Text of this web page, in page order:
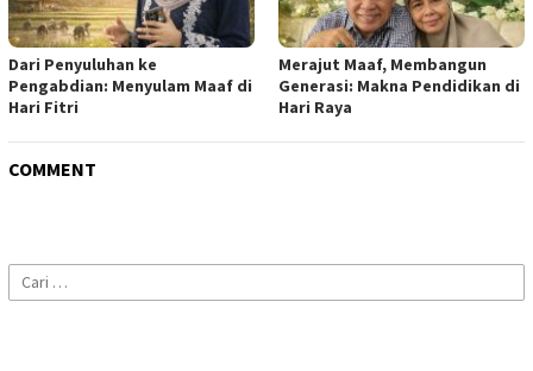
Dari Penyuluhan ke
Pengabdian: Menyulam Maaf di
Hari Fitri
Merajut Maaf, Membangun
Generasi: Makna Pendidikan di
Hari Raya
COMMENT
Cari
untuk: